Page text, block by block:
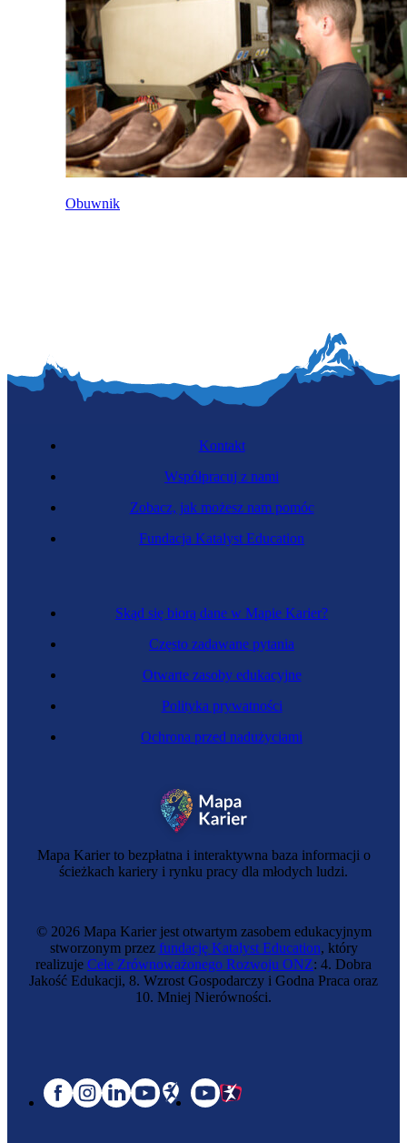
Obuwnik
Mapa Karier to bezpłatna i interaktywna baza informacji o
ścieżkach kariery i rynku pracy dla młodych ludzi.
Skąd się biorą dane w Mapie Karier?
Często zadawane pytania
Otwarte zasoby edukacyjne
Polityka prywatności
Ochrona przed nadużyciami
Kontakt
Współpracuj z nami
Zobacz, jak możesz nam pomóc
Fundacja Katalyst Education
© 2026 Mapa Karier jest otwartym zasobem edukacyjnym
stworzonym przez fundację Katalyst Education, który
realizuje Cele Zrównoważonego Rozwoju ONZ: 4. Dobra
Jakość Edukacji, 8. Wzrost Gospodarczy i Godna Praca oraz
10. Mniej Nierówności.